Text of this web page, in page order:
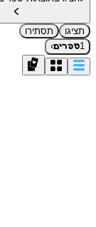
תציגו
תסתירו
1ספרים›